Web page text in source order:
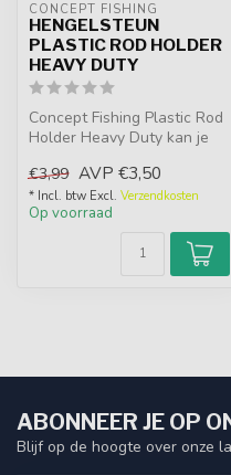
CONCEPT FISHING
HENGELSTEUN
PLASTIC ROD HOLDER
HEAVY DUTY
Concept Fishing Plastic Rod
Holder Heavy Duty kan je
€3,99 AVP €3,50
* Incl. btw Excl. Verzendkosten
Op voorraad
ABONNEER JE OP
Blijf op de hoogte over onze